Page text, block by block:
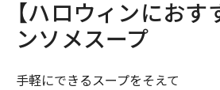
【ハロウィンにおす
ンソメスープ
手軽にできるスープをそえて